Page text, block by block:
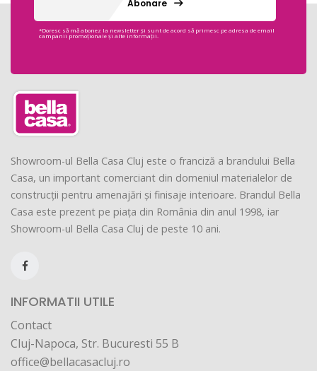
Abonare
*Doresc să mă abonez la newsletter și sunt de acord să primesc pe adresa de email
campanii promoționale și alte informații.
Showroom-ul Bella Casa Cluj este o franciză a brandului Bella
Casa, un important comerciant din domeniul materialelor de
construcții pentru amenajări și finisaje interioare. Brandul Bella
Casa este prezent pe piața din România din anul 1998, iar
Showroom-ul Bella Casa Cluj de peste 10 ani.
INFORMATII UTILE
Contact
Cluj-Napoca, Str. Bucuresti 55 B
office@bellacasacluj.ro